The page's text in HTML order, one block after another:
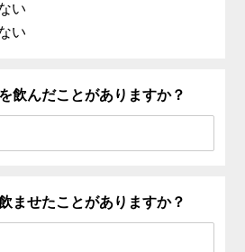
い
い
飲んだことがありますか？
ませたことがありますか？